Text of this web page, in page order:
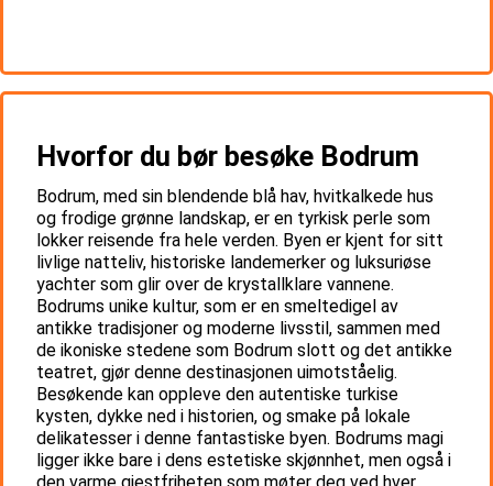
Hvorfor du bør besøke Bodrum
Bodrum, med sin blendende blå hav, hvitkalkede hus
og frodige grønne landskap, er en tyrkisk perle som
lokker reisende fra hele verden. Byen er kjent for sitt
livlige natteliv, historiske landemerker og luksuriøse
yachter som glir over de krystallklare vannene.
Bodrums unike kultur, som er en smeltedigel av
antikke tradisjoner og moderne livsstil, sammen med
de ikoniske stedene som Bodrum slott og det antikke
teatret, gjør denne destinasjonen uimotståelig.
Besøkende kan oppleve den autentiske turkise
kysten, dykke ned i historien, og smake på lokale
delikatesser i denne fantastiske byen. Bodrums magi
ligger ikke bare i dens estetiske skjønnhet, men også i
den varme gjestfriheten som møter deg ved hver